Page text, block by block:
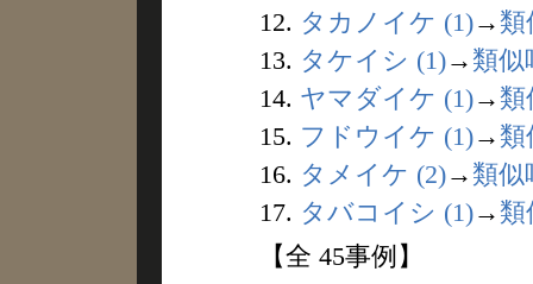
12. タカノイケ (1)→ 類
13. タケイシ (1)→ 類似
14. ヤマダイケ (1)→ 類
15. フドウイケ (1)→ 類
16. タメイケ (2)→ 類似
17. タバコイシ (1)→ 類
【全 45事例】